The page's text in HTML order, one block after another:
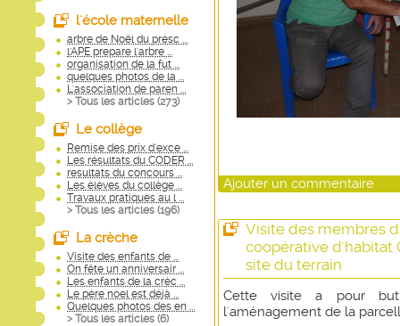
l'école maternelle
arbre de Noël du présc ...
l'APE prepare l'arbre ...
organisation de la fut ...
quelques photos de la ...
L'association de paren ...
> Tous les articles (273)
Le collège
Remise des prix d'exce ...
Les résultats du CODER ...
resultats du concours ...
Les élèves du collège ...
Travaux pratiques au l ...
> Tous les articles (196)
La crèche
Visite des enfants de ...
On fête un anniversair ...
Les enfants de la crèc ...
Le père noel est déjà ...
Quelques photos des en ...
> Tous les articles (6)
Ajouter un commentaire
Visite des membres
coopérative d'habitat
site du terrain
Cette visite a pour
l'aménagement de la